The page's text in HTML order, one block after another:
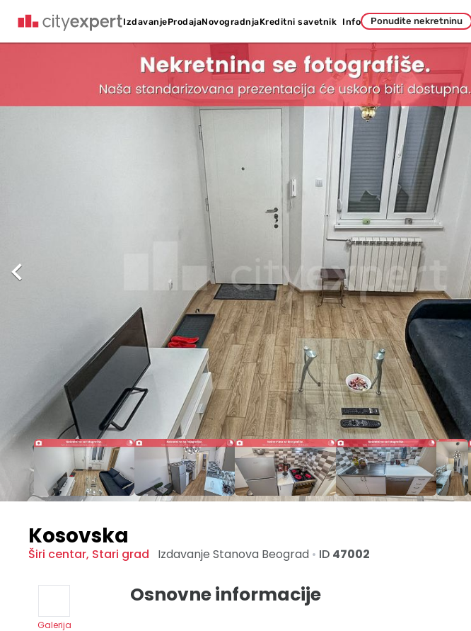
IzdavanjeProdajaNovogradnjaKreditni savetnik Info Ponudite nekretninu

Kosovska
Širi centar, Stari grad Izdavanje Stanova Beograd • ID 47002
Galerija
Osnovne informacije